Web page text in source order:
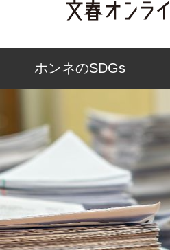
ホンネのSDGs